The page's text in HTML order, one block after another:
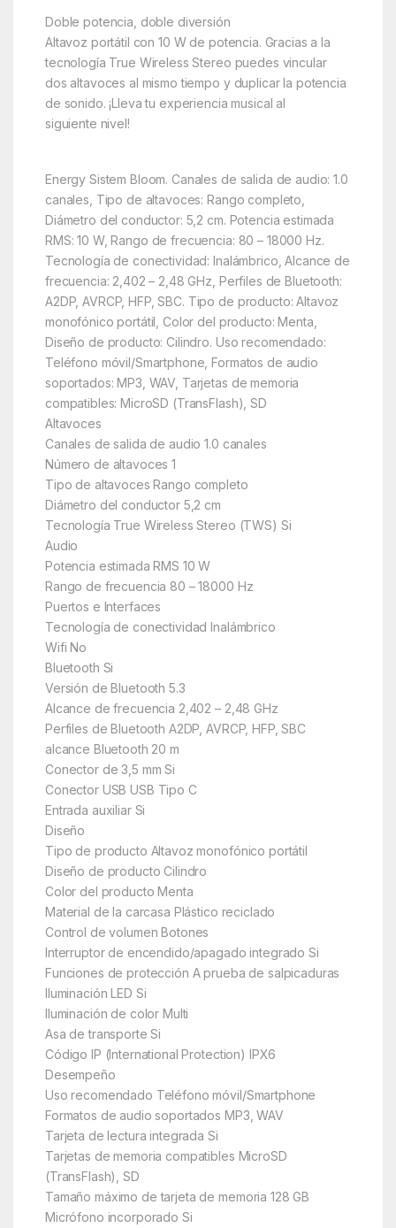
Doble potencia, doble diversión
Altavoz portátil con 10 W de potencia. Gracias a la
tecnología True Wireless Stereo puedes vincular
dos altavoces al mismo tiempo y duplicar la potencia
de sonido. ¡Lleva tu experiencia musical al
siguiente nivel!
Energy Sistem Bloom. Canales de salida de audio: 1.0
canales, Tipo de altavoces: Rango completo,
Diámetro del conductor: 5,2 cm. Potencia estimada
RMS: 10 W, Rango de frecuencia: 80 – 18000 Hz.
Tecnología de conectividad: Inalámbrico, Alcance de
frecuencia: 2,402 – 2,48 GHz, Perfiles de Bluetooth:
A2DP, AVRCP, HFP, SBC. Tipo de producto: Altavoz
monofónico portátil, Color del producto: Menta,
Diseño de producto: Cilindro. Uso recomendado:
Teléfono móvil/Smartphone, Formatos de audio
soportados: MP3, WAV, Tarjetas de memoria
compatibles: MicroSD (TransFlash), SD
Altavoces
Canales de salida de audio 1.0 canales
Número de altavoces 1
Tipo de altavoces Rango completo
Diámetro del conductor 5,2 cm
Tecnología True Wireless Stereo (TWS) Si
Audio
Potencia estimada RMS 10 W
Rango de frecuencia 80 – 18000 Hz
Puertos e Interfaces
Tecnología de conectividad Inalámbrico
Wifi No
Bluetooth Si
Versión de Bluetooth 5.3
Alcance de frecuencia 2,402 – 2,48 GHz
Perfiles de Bluetooth A2DP, AVRCP, HFP, SBC
alcance Bluetooth 20 m
Conector de 3,5 mm Si
Conector USB USB Tipo C
Entrada auxiliar Si
Diseño
Tipo de producto Altavoz monofónico portátil
Diseño de producto Cilindro
Color del producto Menta
Material de la carcasa Plástico reciclado
Control de volumen Botones
Interruptor de encendido/apagado integrado Si
Funciones de protección A prueba de salpicaduras
Iluminación LED Si
Iluminación de color Multi
Asa de transporte Si
Código IP (International Protection) IPX6
Desempeño
Uso recomendado Teléfono móvil/Smartphone
Formatos de audio soportados MP3, WAV
Tarjeta de lectura integrada Si
Tarjetas de memoria compatibles MicroSD
(TransFlash), SD
Tamaño máximo de tarjeta de memoria 128 GB
Micrófono incorporado Si